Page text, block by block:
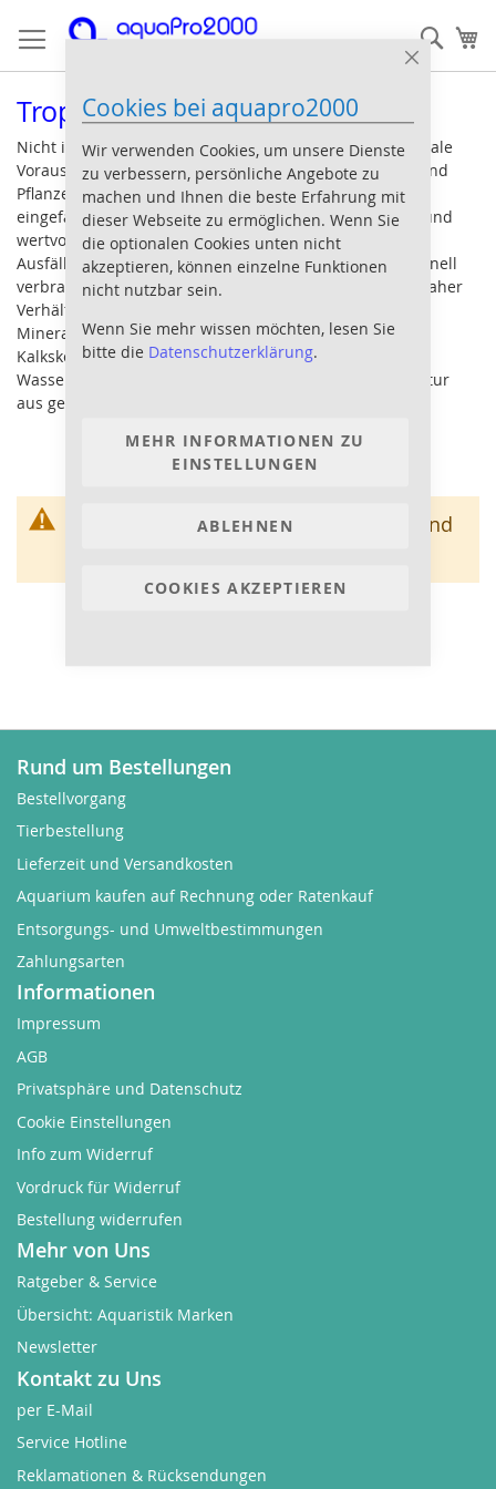
Close
Cookies bei aquapro2000
Wir verwenden Cookies, um unsere Dienste
zu verbessern, persönliche Angebote zu
machen und Ihnen die beste Erfahrung mit
dieser Webseite zu ermöglichen. Wenn Sie
die optionalen Cookies unten nicht
akzeptieren, können einzelne Funktionen
nicht nutzbar sein.
Wenn Sie mehr wissen möchten, lesen Sie
bitte die Datenschutzerklärung.
COOKIES AKZEPTIEREN
MEHR INFORMATIONEN ZU
EINSTELLUNGEN
ABLEHNEN
zum
Tropic-Marin Zusätze
Nicht immer bietet das verfügbare Ausgangswasser ideale
Voraussetzungen für die Pflege anspruchsvoller Tiere und
Pflanzen im Aquarium. Außerdem können sich im
eingefahrenen Meerwasseraquarium Erdalkalimetalle und
wertvolle Spurenelemente durch chemische Prozesse,
Ausfällungen und durch den Einbau in Kalkskelette schnell
verbrauchen. Zur (Wieder-) Herstellung stabiler, naturnaher
Verhältnisse bietet Tropic Marin alle notwendigen
Mineralstoffe und Spurenelemente für den Aufbau der
Kalkskelette von Steinkorallen. Gestalten Sie die
Wasserbedingungen so, wie es Ihre Schützlinge von Natur
aus gewohnt sind!
Wir können keine Produkte entsprechend
Rund um Bestellungen
Bestellvorgang
Tierbestellung
Lieferzeit und Versandkosten
Aquarium kaufen auf Rechnung oder Ratenkauf
Entsorgungs- und Umweltbestimmungen
Zahlungsarten
Informationen
Impressum
AGB
Privatsphäre und Datenschutz
Cookie Einstellungen
Info zum Widerruf
Vordruck für Widerruf
Bestellung widerrufen
Mehr von Uns
Ratgeber & Service
Übersicht: Aquaristik Marken
Newsletter
Kontakt zu Uns
per E-Mail
Service Hotline
Reklamationen & Rücksendungen